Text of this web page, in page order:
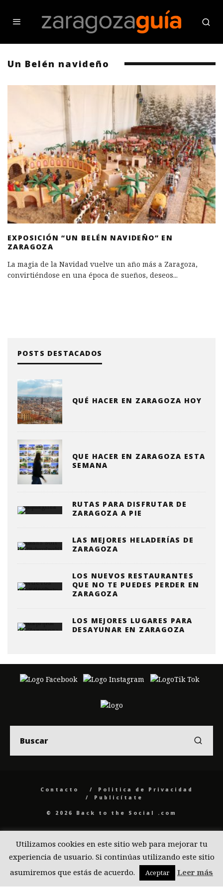
Un Belén navideño
EXPOSICIÓN “UN BELÉN NAVIDEÑO” EN
ZARAGOZA
La magia de la Navidad vuelve un año más a Zaragoza,
convirtiéndose en una época de sueños, deseos...
POSTS DESTACADOS
QUÉ HACER EN ZARAGOZA HOY
QUE HACER EN ZARAGOZA ESTA
SEMANA
RUTAS PARA DISFRUTAR DE
ZARAGOZA A PIE
LAS MEJORES HELADERÍAS DE
ZARAGOZA
LOS NUEVOS RESTAURANTES
QUE NO TE PUEDES PERDER EN
ZARAGOZA
LOS MEJORES LUGARES PARA
DESAYUNAR EN ZARAGOZA
Contacto
Politica de Privacidad
Publicítate
© 2026 Back to the Social .com
Utilizamos cookies en este sitio web para mejorar tu
experiencia de usuario. Si continúas utilizando este sitio
asumiremos que estás de acuerdo.
Aceptar Leer más